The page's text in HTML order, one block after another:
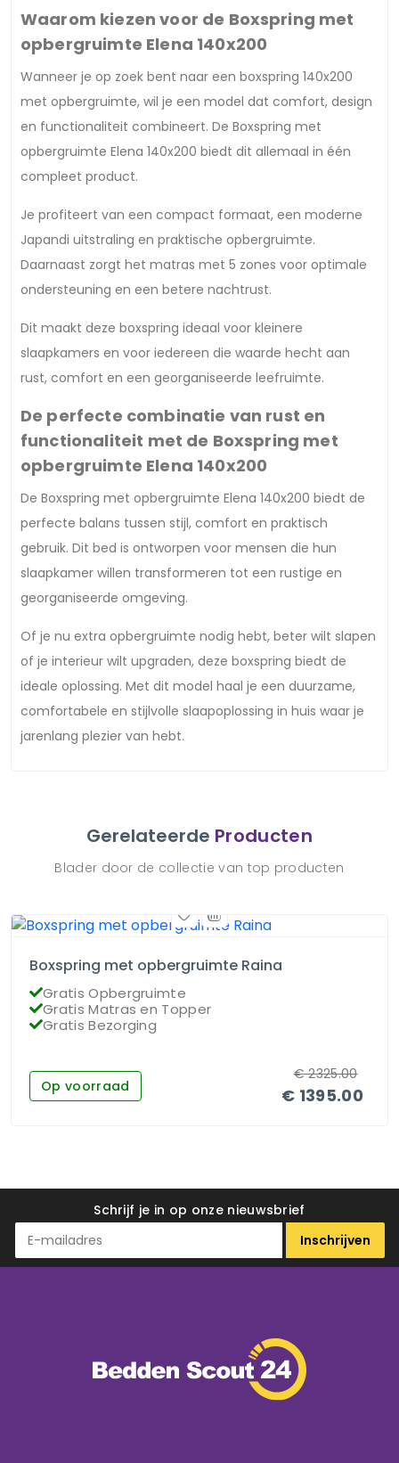
Waarom kiezen voor de Boxspring met
opbergruimte Elena 140x200
Wanneer je op zoek bent naar een boxspring 140x200
met opbergruimte, wil je een model dat comfort, design
en functionaliteit combineert. De Boxspring met
opbergruimte Elena 140x200 biedt dit allemaal in één
compleet product.
Je profiteert van een compact formaat, een moderne
Japandi uitstraling en praktische opbergruimte.
Daarnaast zorgt het matras met 5 zones voor optimale
ondersteuning en een betere nachtrust.
Dit maakt deze boxspring ideaal voor kleinere
slaapkamers en voor iedereen die waarde hecht aan
rust, comfort en een georganiseerde leefruimte.
De perfecte combinatie van rust en
functionaliteit met de Boxspring met
opbergruimte Elena 140x200
De Boxspring met opbergruimte Elena 140x200 biedt de
perfecte balans tussen stijl, comfort en praktisch
gebruik. Dit bed is ontworpen voor mensen die hun
slaapkamer willen transformeren tot een rustige en
georganiseerde omgeving.
Of je nu extra opbergruimte nodig hebt, beter wilt slapen
of je interieur wilt upgraden, deze boxspring biedt de
ideale oplossing. Met dit model haal je een duurzame,
comfortabele en stijlvolle slaapoplossing in huis waar je
jarenlang plezier van hebt.
Gerelateerde Producten
Blader door de collectie van top producten
Boxspring met opbergruimte Raina
Gratis Opbergruimte
Gratis Matras en Topper
Gratis Bezorging
Op voorraad € 1395.00
€2325.00
Schrijf je in op onze nieuwsbrief
Inschrijven